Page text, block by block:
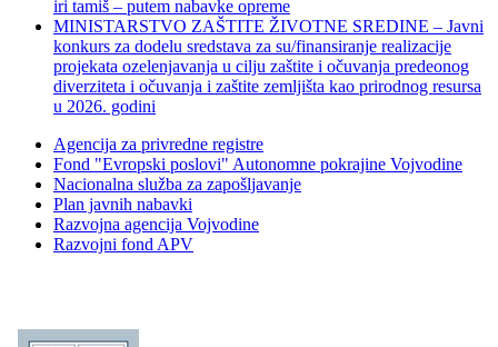
iri tamiš ‒ putem nabavke opreme
MINISTARSTVO ZAŠTITE ŽIVOTNE SREDINE – Javni
konkurs za dodelu sredstava za su/finansiranje realizacije
projekata ozelenjavanja u cilju zaštite i očuvanja predeonog
diverziteta i očuvanja i zaštite zemljišta kao prirodnog resursa
u 2026. godini
Agencija za privredne registre
Fond "Evropski poslovi" Autonomne pokrajine Vojvodine
Nacionalna služba za zapošljavanje
Plan javnih nabavki
Razvojna agencija Vojvodine
Razvojni fond APV